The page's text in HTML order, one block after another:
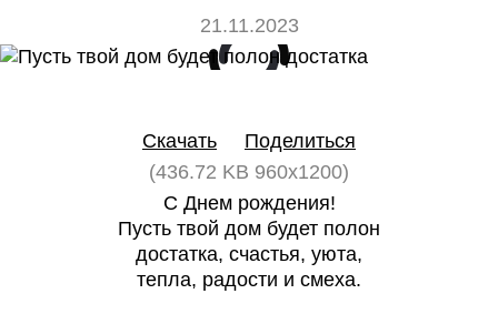
21.11.2023
Скачать
Поделиться
(436.72 KB 960x1200)
С Днем рождения!
Пусть твой дом будет полон
достатка, счастья, уюта,
тепла, радости и смеха.